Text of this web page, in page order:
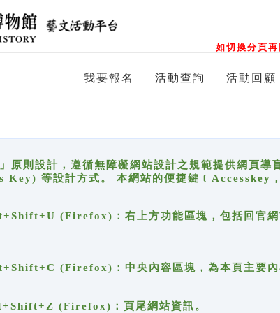
如切換分頁
我要報名 活動查詢 活動回顧
原則設計，遵循無障礙網站設計之規範提供網頁
等設計方式。 本網站的便捷鍵﹝Accesskey，
(Firefox)：右上方功能區塊，包括回官網
(Firefox)：中央內容區塊，為本頁主要內
(Firefox)：頁尾網站資訊。